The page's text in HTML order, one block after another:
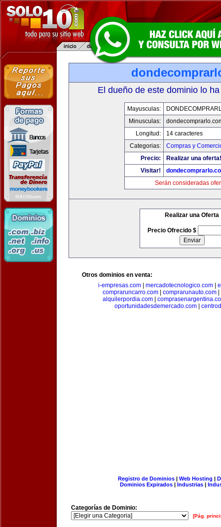
El dueño de este dominio lo
Mayusculas:
Minusculas:
Longitud:
14 caracteres
Categorias:
Compras y
Precio:
Realizar una oferta!
Visitar!
Serán consideradas
Realizar una Oferta
Precio Ofrecido $
Otros dominios en venta:
i-empresas.com
mercadotecnologico.com
compraruncarro.com
comprarunauto.com
alquilerpordia.com
oportunidadesdemercado.com
Registro de Dominios| Web Hosting |
Dominios Expirados | Industrias |
Categorías de Dominio:
[Pág.